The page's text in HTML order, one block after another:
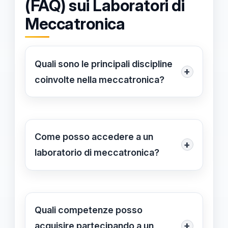
(FAQ) sui Laboratori di
Meccatronica
Quali sono le principali discipline
coinvolte nella meccatronica?
+
Le principali discipline coinvolte nella
elettronica
informatica
integrano per sviluppare progetti
Come posso accedere a un
laboratorio di meccatronica?
+
Per accedere a un laboratorio di
iscriversi a corsi universitari,
programmi di formazione
Quali competenze posso
acquisire partecipando a un
+